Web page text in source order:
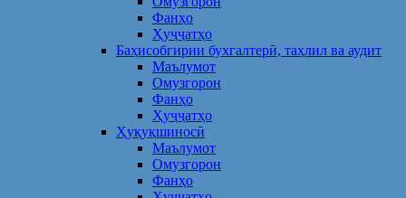
Фанҳо
Ҳуҷҷатҳо
Баҳисобгирии бухгалтерӣ, таҳлил ва аудит
Маълумот
Омузгорон
Фанҳо
Ҳуҷҷатҳо
Ҳуқуқшиносӣ
Маълумот
Омузгорон
Фанҳо